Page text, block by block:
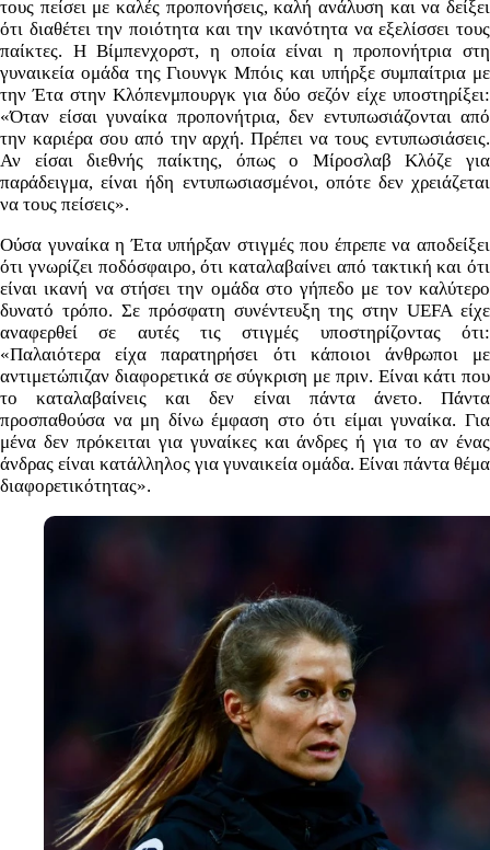
τους πείσει με καλές προπονήσεις, καλή ανάλυση και να δείξει
ότι διαθέτει την ποιότητα και την ικανότητα να εξελίσσει τους
παίκτες. Η Βίμπενχορστ, η οποία είναι η προπονήτρια στη
γυναικεία ομάδα της Γιουνγκ Μπόις και υπήρξε συμπαίτρια με
την Έτα στην Κλόπενμπουργκ για δύο σεζόν είχε υποστηρίξει:
«Όταν είσαι γυναίκα προπονήτρια, δεν εντυπωσιάζονται από
την καριέρα σου από την αρχή. Πρέπει να τους εντυπωσιάσεις.
Αν είσαι διεθνής παίκτης, όπως ο Μίροσλαβ Κλόζε για
παράδειγμα, είναι ήδη εντυπωσιασμένοι, οπότε δεν χρειάζεται
να τους πείσεις».
Ούσα γυναίκα η Έτα υπήρξαν στιγμές που έπρεπε να αποδείξει
ότι γνωρίζει ποδόσφαιρο, ότι καταλαβαίνει από τακτική και ότι
είναι ικανή να στήσει την ομάδα στο γήπεδο με τον καλύτερο
δυνατό τρόπο. Σε πρόσφατη συνέντευξη της στην UEFA είχε
αναφερθεί σε αυτές τις στιγμές υποστηρίζοντας ότι:
«Παλαιότερα είχα παρατηρήσει ότι κάποιοι άνθρωποι με
αντιμετώπιζαν διαφορετικά σε σύγκριση με πριν. Είναι κάτι που
το καταλαβαίνεις και δεν είναι πάντα άνετο. Πάντα
προσπαθούσα να μη δίνω έμφαση στο ότι είμαι γυναίκα. Για
μένα δεν πρόκειται για γυναίκες και άνδρες ή για το αν ένας
άνδρας είναι κατάλληλος για γυναικεία ομάδα. Είναι πάντα θέμα
διαφορετικότητας».